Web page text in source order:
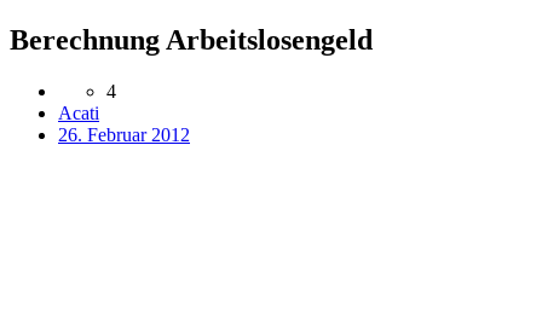
Berechnung Arbeitslosengeld
4
Acati
26. Februar 2012